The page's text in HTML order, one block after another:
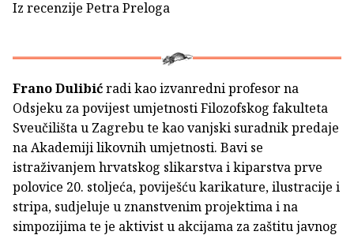
Iz recenzije Petra Preloga
Frano Dulibićradi kao izvanredni profesor na
Odsjeku za povijest umjetnosti Filozofskog fakulteta
Sveučilišta u Zagrebu te kao vanjski suradnik predaje
na Akademiji likovnih umjetnosti. Bavi se
istraživanjem hrvatskog slikarstva i kiparstva prve
polovice 20. stoljeća, poviješću karikature, ilustracije i
stripa, sudjeluje u znanstvenim projektima i na
simpozijima te je aktivist u akcijama za zaštitu javnog